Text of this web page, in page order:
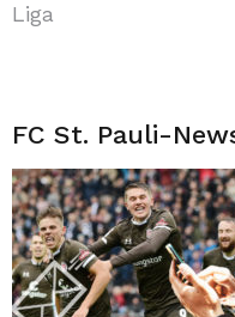
Liga
FC St. Pauli-